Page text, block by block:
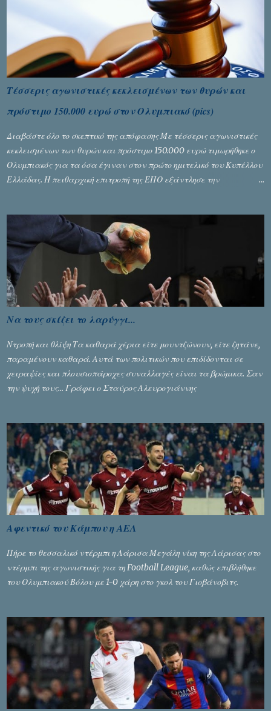
τελικό επί της Λιθουανίας, υπάρχουν και τα δυσάρεστα. Τα πολύ
δυσάρεστα...
Τέσσερις αγωνιστικές κεκλεισμένων των θυρών και
πρόστιμο 150.000 ευρώ στον Ολυμπιακό (pics)
Διαβάστε όλο το σκεπτικό της απόφασης Με τέσσερις αγωνιστικές
κεκλεισμένων των θυρών και πρόστιμο 150.000 ευρώ τιμωρήθηκε ο
Ολυμπιακός για τα όσα έγιναν στον πρώτο ημιτελικό του Κυπέλλου
Ελλάδας. Η πειθαρχική επιτροπή της ΕΠΟ εξάντλησε την
αφαίρεσης βαθμών, όπως απαιτούσαν, αφού κάτι τέτοιο δεν ήταν
εφικτό, σύμφωνα με τα στοιχεία...
Να τους σκίζει το λαρύγγι...
Ντροπή και θλίψη Τα καθαρά χέρια είτε μουντζώνουν, είτε ζητάνε,
παραμένουν καθαρά. Αυτά των πολιτικών που επιδίδονται σε
χειραψίες και πλουσιοπάροχες συναλλαγές είναι τα βρώμικα. Σαν
την ψυχή τους... Γράφει ο Σταύρος Αλευρογιάννης
Αφεντικό του Κάμπου η ΑΕΛ
Πήρε το θεσσαλικό ντέρμπι η Λάρισα Μεγάλη νίκη της Λάρισας στο
ντέρμπι της αγωνιστικής για τη Football League, καθώς επιβλήθηκε
του Ολυμπιακού Βόλου με 1-0 χάρη στο γκολ του Γιοβάνοβιτς.